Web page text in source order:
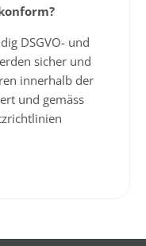
DSGVO- und
sicher und
innerhalb der
und gemäss